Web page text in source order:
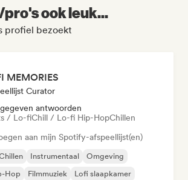
ook leuk...
profiel bezoekt
MEMORIES
Curator
antwoorden
/ Lo-fiChill / Lo-fi Hip-HopChillen
aan mijn Spotify-afspeellijst(en)
Instrumentaal
Omgeving
Hop
Filmmuziek Lofi slaapkamer